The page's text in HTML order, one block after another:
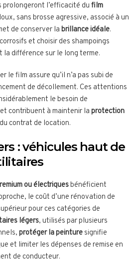
prolongeront l’efficacité du film
sans brosse agressive, associé à un
de conserver la brillance idéale.
et choisir des shampoings
la différence sur le long terme.
le film assure qu’il n’a pas subi de
de décollement. Ces attentions
le besoin de
contribuent à maintenir la protection
contrat de location.
: véhicules haut de
ou électriquesbénéficient
le coût d’une rénovation de
pour ces catégories de
légers, utilisés par plusieurs
protéger la peinture signifie
et limiter les dépenses de remise en
de conducteur.